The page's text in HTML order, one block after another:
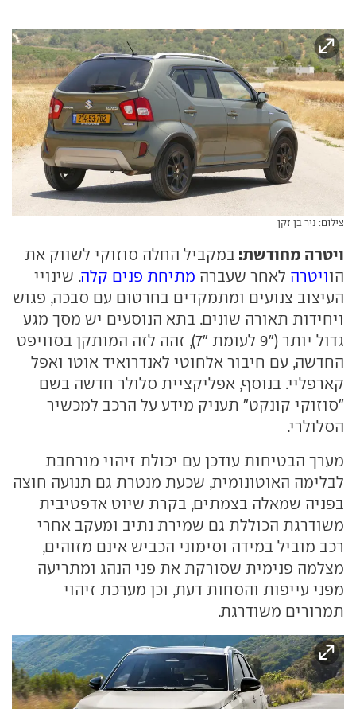
צילום: ניר בן זקן
ויטרה מחודשת: במקביל החלה סוזוקי לשווק את
הוויטרה לאחר שעברה מתיחת פנים קלה. שינויי
העיצוב צנועים ומתמקדים בחרטום עם סבכה, פגוש
ויחידות תאורה שונים. בתא הנוסעים יש מסך מגע
גדול יותר ("9 לעומת "7), זהה לזה המותקן בסוויפט
החדשה, עם חיבור אלחוטי לאנדרואיד אוטו ואפל
קארפליי. בנוסף, אפליקציית סלולר חדשה בשם
"סוזוקי קונקט" תעניק מידע על הרכב למכשיר
הסלולרי.
מערך הבטיחות עודכן עם יכולת זיהוי מורחבת
לבלימה האוטונומית, שכעת מנטרת גם תנועה חוצה
בפניה שמאלה בצמתים, בקרת שיוט אדפטיבית
משודרגת הכוללת גם שמירת נתיב ומעקב אחרי
רכב מוביל במידה וסימוני הכביש אינם מזוהים,
מצלמה פנימית שסורקת את פני הנהג ומתריעה
מפני עייפות והסחות דעת, וכן מערכת זיהוי
תמרורים משודרגת.